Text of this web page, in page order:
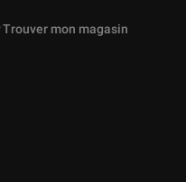
vous être proposées
Trouver mon magasin